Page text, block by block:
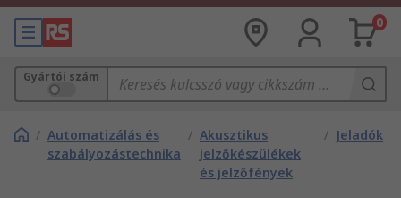
0
Gyártói szám
/ Automatizálás és
szabályozástechnika
/ Akusztikus
jelzőkészülékek
és jelzőfények
/ Jeladók